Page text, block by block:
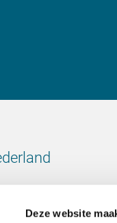
Deze website